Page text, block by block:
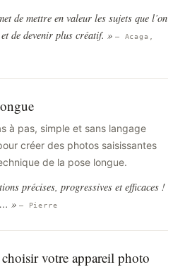
de mettre en valeur les sujets que l’on
de devenir plus créatif. » — Acaga,
à pas, simple et sans langage
créer des photos saisissantes
de la pose longue.
précises, progressives et efficaces !
» — Pierre
votre appareil photo